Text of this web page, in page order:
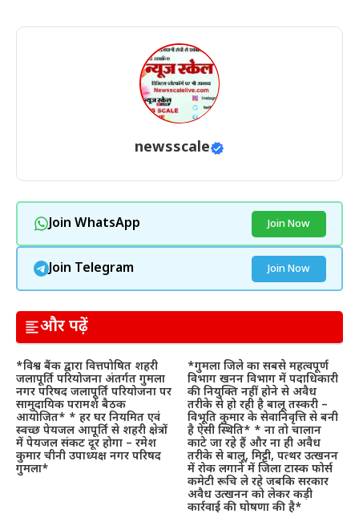
newsscale
Join WhatsApp Join Now
Join Telegram Join Now
और पढ़ें
*विश्व बैंक द्वारा वित्तपोषित शहरी
जलापूर्ति परियोजना अंतर्गत गुमला
नगर परिषद जलापूर्ति परियोजना पर
सामुदायिक परामर्श बैठक
आयोजित* * हर घर नियमित एवं
स्वच्छ पेयजल आपूर्ति से शहरी क्षेत्रों
में पेयजल संकट दूर होगा – रमेश
कुमार चीनी उपाध्यक्ष नगर परिषद
गुमला*
*गुमला जिले का सबसे महत्वपूर्ण
विभाग खनन विभाग में पदाधिकारी
की नियुक्ति नहीं होने से अवैध
तरीके से हो रही है बालू तस्करी –
विभूति कुमार के सेवानिवृत्ति से बनी
है ऐसी स्थिति* * ना तो चालान
काटे जा रहे हैं और ना ही अवैध
तरीके से बालू, मिट्टी, पत्थर उत्खनन
में रोक लगाने में जिला टास्क फोर्स
कमेटी रूचि ले रहे जबकि सरकार
अवैध उत्खनन को लेकर कड़ी
कार्रवाई की घोषणा की है*